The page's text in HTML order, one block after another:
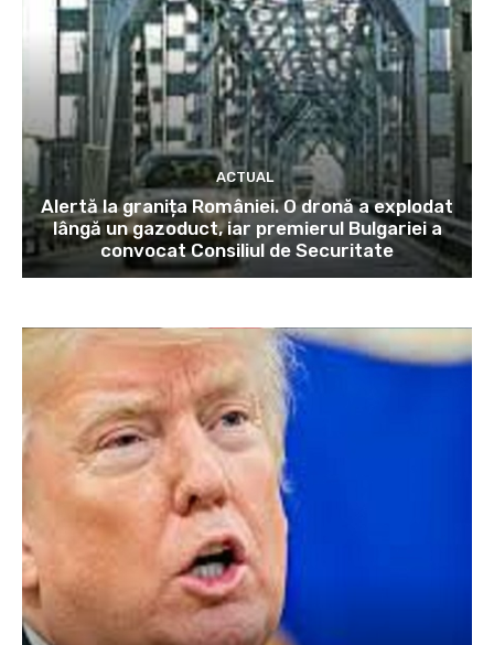
ACTUAL
Alertă la granița României. O dronă a explodat
lângă un gazoduct, iar premierul Bulgariei a
convocat Consiliul de Securitate